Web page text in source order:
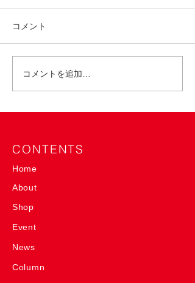
東武百貨店 池袋店 POP
UP SHOP 7/9〜15
コメント
コメントを追加…
CONTENTS
Home
About
Shop
Event
News
Column